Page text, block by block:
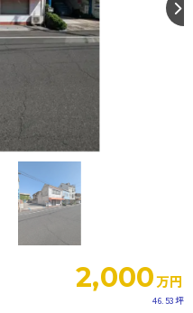
2,000万円
46.53坪